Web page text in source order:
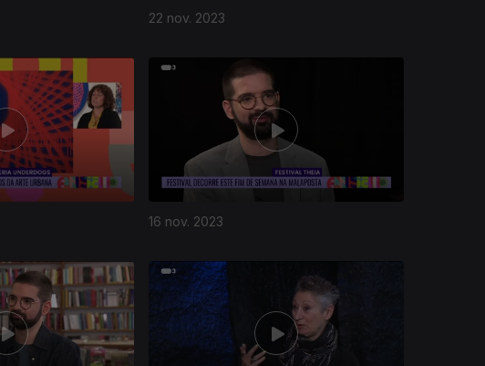
22 nov. 2023
16 nov. 2023